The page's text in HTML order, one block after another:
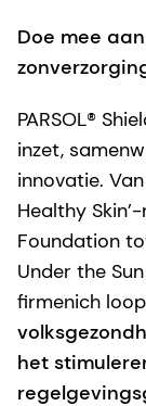
Doe mee
PARSOL®
inzet,
innovatie.
Healthy
Foundation
Under the
firmenich
het